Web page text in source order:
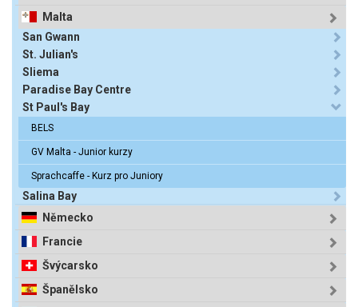
Malta
San Gwann
St. Julian's
Sliema
Paradise Bay Centre
St Paul's Bay
BELS
GV Malta - Junior kurzy
Sprachcaffe - Kurz pro Juniory
Salina Bay
Německo
Francie
Švýcarsko
Španělsko